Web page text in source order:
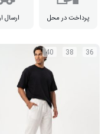
جنس داخل کاپشن
پرداخت در محل ارسال
36
38
40